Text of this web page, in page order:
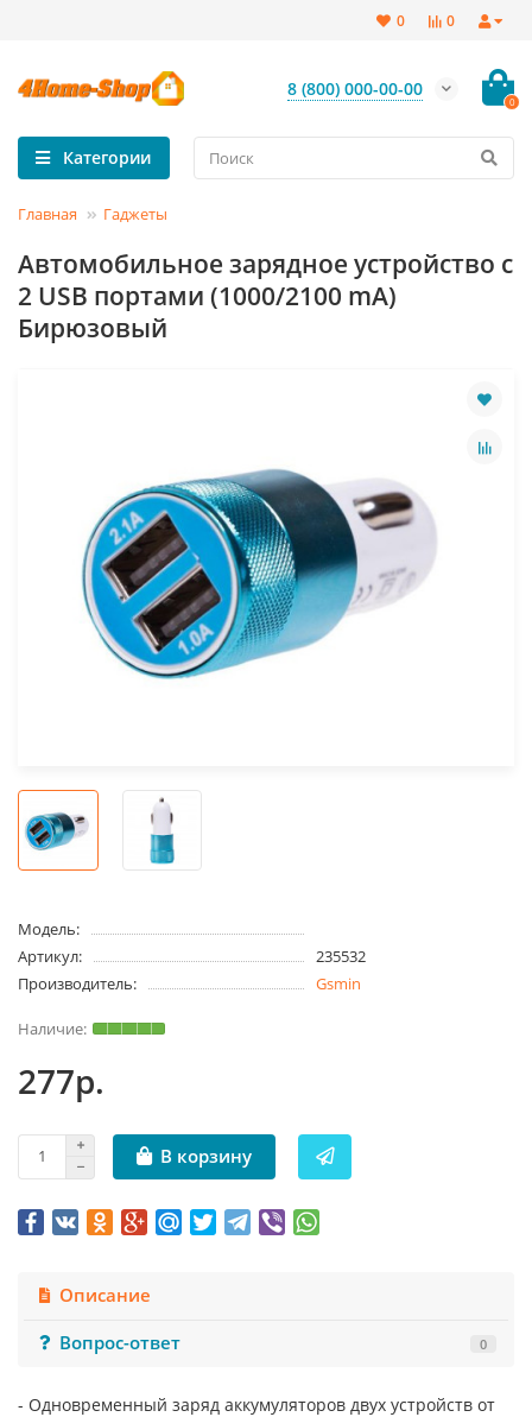
0
0
8 (800) 000-00-00
0
Категории
Главная Гаджеты
Автомобильное зарядное устройство с
2 USB портами (1000/2100 mA)
Бирюзовый
Модель:
Артикул:
235532
Производитель:
Gsmin
277р.
В корзину
Описание
Вопрос-ответ
0
- Одновременный заряд аккумуляторов двух устройств от